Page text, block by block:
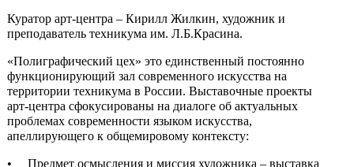
Куратор арт-центра – Кирилл Жилкин, художник и
преподаватель техникума им. Л.Б.Красина.
«Полиграфический цех» это единственный постоянно
функционирующий зал современного искусства на
территории техникума в России. Выставочные проекты
арт-центра сфокусированы на диалоге об актуальных
проблемах современности языком искусства,
апеллирующего к общемировому контексту:
• Предмет осмысления и миссия художника – выставка